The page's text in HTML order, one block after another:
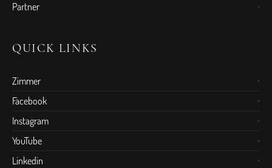
Partner
QUICK LINKS
Zimmer
Facebook
Instagram
YouTube
Linkedin